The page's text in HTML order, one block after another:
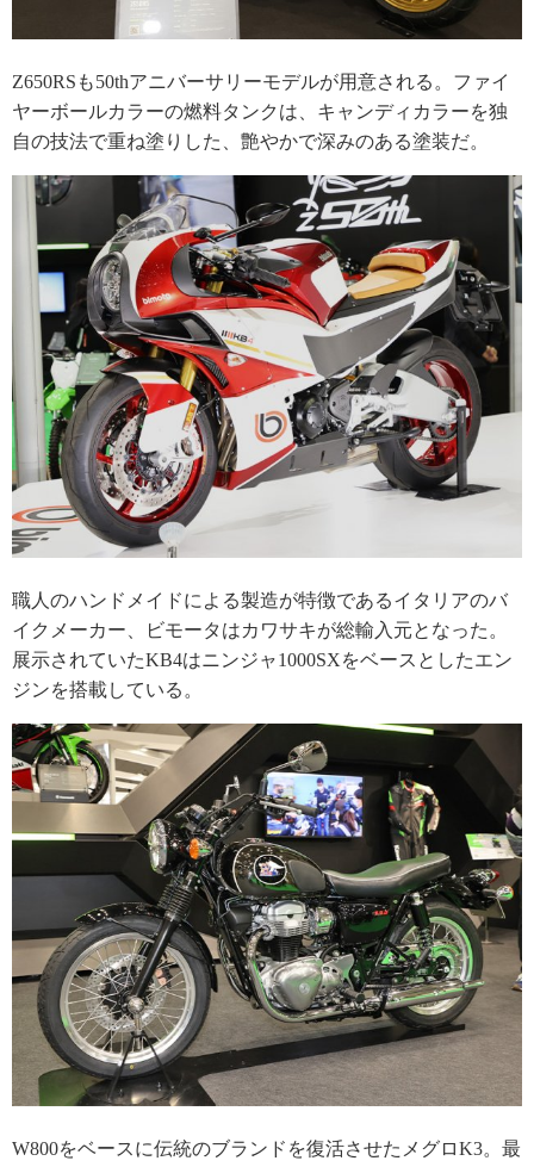
Z650RSも50thアニバーサリーモデルが用意される。ファイ
ヤーボールカラーの燃料タンクは、キャンディカラーを独
自の技法で重ね塗りした、艶やかで深みのある塗装だ。
職人のハンドメイドによる製造が特徴であるイタリアのバ
イクメーカー、ビモータはカワサキが総輸入元となった。
展示されていたKB4はニンジャ1000SXをベースとしたエン
ジンを搭載している。
W800をベースに伝統のブランドを復活させたメグロK3。最